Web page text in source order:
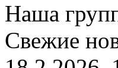
Наша
Свежие